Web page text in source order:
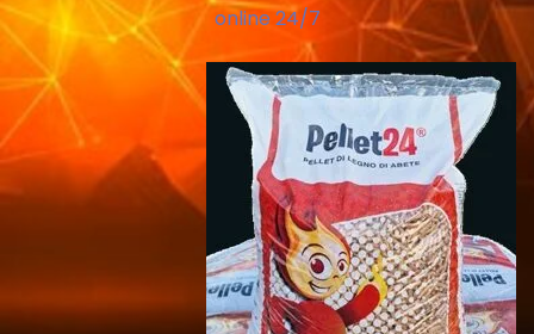
online 24/7